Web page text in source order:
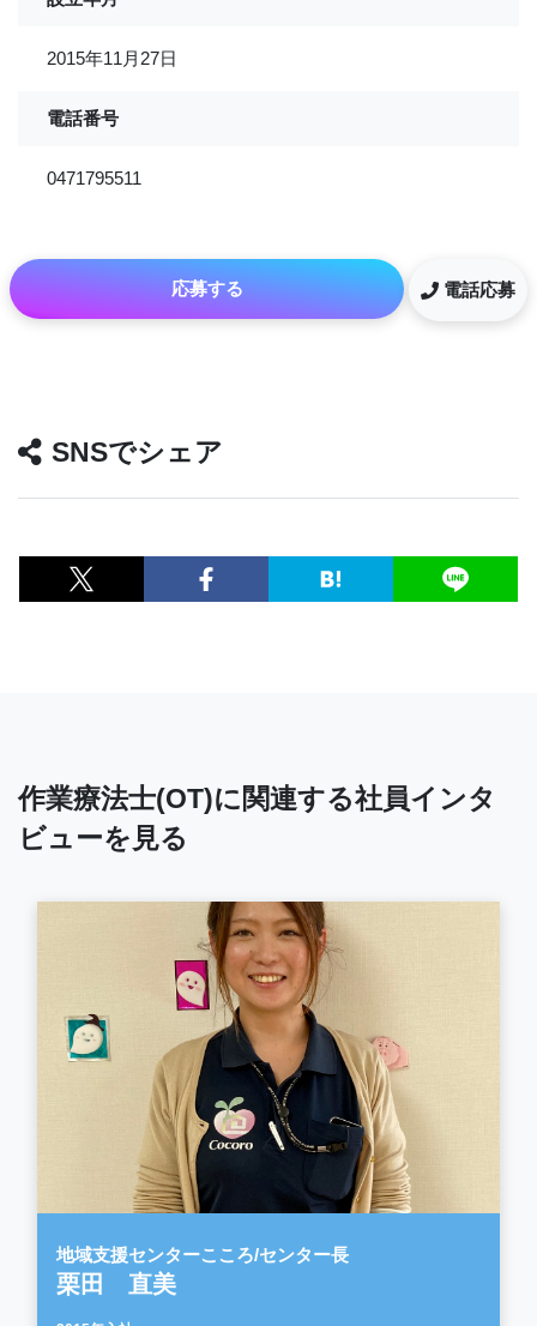
2015年11月27日
電話番号
0471795511
応募する 電話応募
SNSでシェア
作業療法士(OT)に関連する社員インタ
ビューを見る
地域支援センターこころ/センター長
栗田 直美